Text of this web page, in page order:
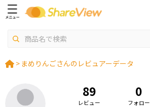
> まめりんごさんのレビュアーデータ
89
レビュー
0
フォロー